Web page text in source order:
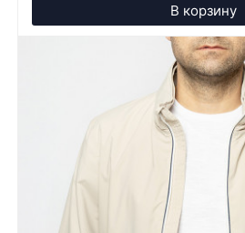
В корзину